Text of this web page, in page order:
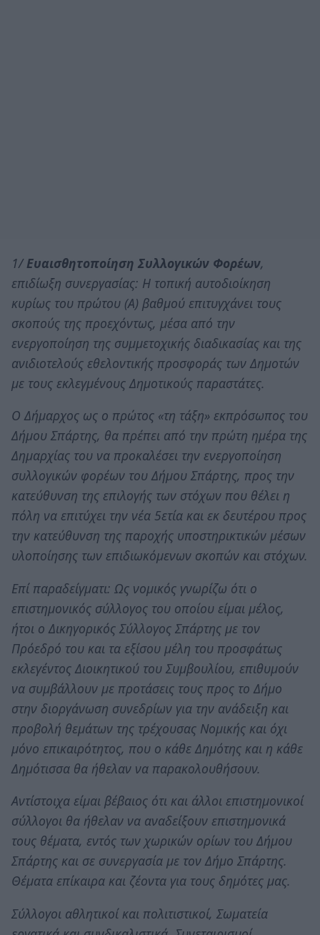
1/Ευαισθητοποίηση Συλλογικών Φορέων,
επιδίωξη συνεργασίας: Η τοπική αυτοδιοίκηση
κυρίως του πρώτου (Α) βαθμού επιτυγχάνει τους
σκοπούς της προεχόντως, μέσα από την
ενεργοποίηση της συμμετοχικής διαδικασίας και της
ανιδιοτελούς εθελοντικής προσφοράς των Δημοτών
με τους εκλεγμένους Δημοτικούς παραστάτες.
Ο Δήμαρχος ως ο πρώτος «τη τάξη» εκπρόσωπος του
Δήμου Σπάρτης, θα πρέπει από την πρώτη ημέρα της
Δημαρχίας του να προκαλέσει την ενεργοποίηση
συλλογικών φορέων του Δήμου Σπάρτης, προς την
κατεύθυνση της επιλογής των στόχων που θέλει η
πόλη να επιτύχει την νέα 5ετία και εκ δευτέρου προς
την κατεύθυνση της παροχής υποστηρικτικών μέσων
υλοποίησης των επιδιωκόμενων σκοπών και στόχων.
Επί παραδείγματι: Ως νομικός γνωρίζω ότι ο
επιστημονικός σύλλογος του οποίου είμαι μέλος,
ήτοι ο Δικηγορικός Σύλλογος Σπάρτης με τον
Πρόεδρό του και τα εξίσου μέλη του προσφάτως
εκλεγέντος Διοικητικού του Συμβουλίου, επιθυμούν
να συμβάλλουν με προτάσεις τους προς το Δήμο
στην διοργάνωση συνεδρίων για την ανάδειξη και
προβολή θεμάτων της τρέχουσας Νομικής και όχι
μόνο επικαιρότητος, που ο κάθε Δημότης και η κάθε
Δημότισσα θα ήθελαν να παρακολουθήσουν.
Αντίστοιχα είμαι βέβαιος ότι και άλλοι επιστημονικοί
σύλλογοι θα ήθελαν να αναδείξουν επιστημονικά
τους θέματα, εντός των χωρικών ορίων του Δήμου
Σπάρτης και σε συνεργασία με τον Δήμο Σπάρτης.
Θέματα επίκαιρα και ζέοντα για τους δημότες μας.
Σύλλογοι αθλητικοί και πολιτιστικοί, Σωματεία